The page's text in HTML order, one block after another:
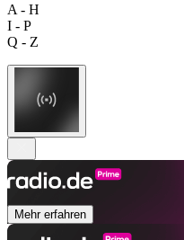
A - H
I - P
Q - Z
Mehr erfahren